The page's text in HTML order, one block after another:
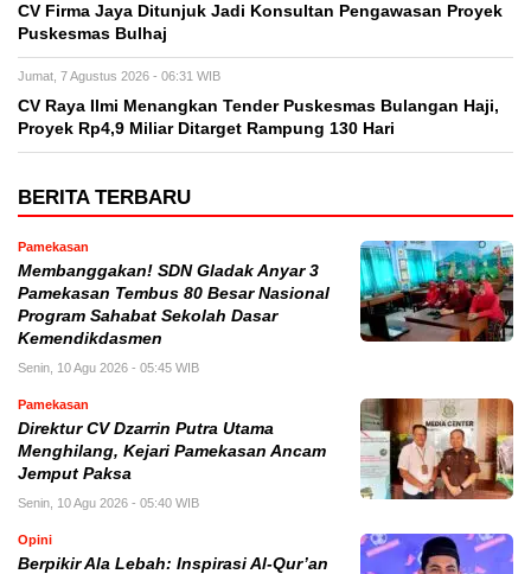
CV Firma Jaya Ditunjuk Jadi Konsultan Pengawasan Proyek
Puskesmas Bulhaj
Jumat, 7 Agustus 2026 - 06:31 WIB
CV Raya Ilmi Menangkan Tender Puskesmas Bulangan Haji,
Proyek Rp4,9 Miliar Ditarget Rampung 130 Hari
BERITA TERBARU
Pamekasan
Membanggakan! SDN Gladak Anyar 3
Pamekasan Tembus 80 Besar Nasional
Program Sahabat Sekolah Dasar
Kemendikdasmen
Senin, 10 Agu 2026 - 05:45 WIB
Pamekasan
Direktur CV Dzarrin Putra Utama
Menghilang, Kejari Pamekasan Ancam
Jemput Paksa
Senin, 10 Agu 2026 - 05:40 WIB
Opini
Berpikir Ala Lebah: Inspirasi Al-Qur’an